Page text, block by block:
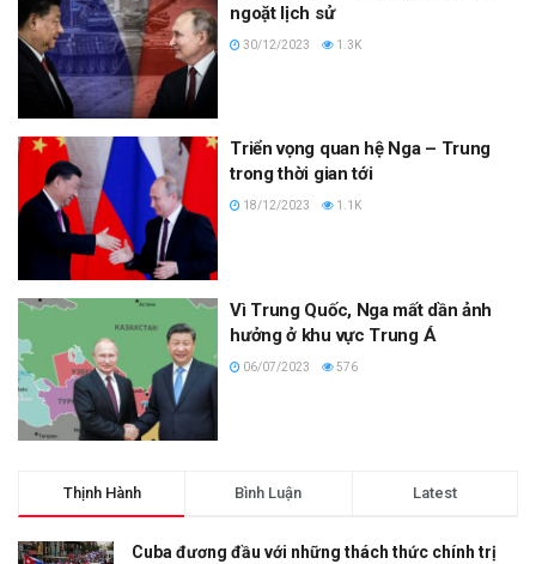
ngoặt lịch sử
30/12/2023 1.3K
Triển vọng quan hệ Nga – Trung
trong thời gian tới
18/12/2023 1.1K
Vì Trung Quốc, Nga mất dần ảnh
hưởng ở khu vực Trung Á
06/07/2023 576
Thịnh Hành Bình Luận Latest
Cuba đương đầu với những thách thức chính trị